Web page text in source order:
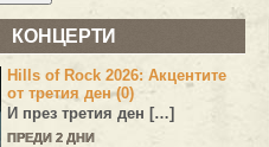
КОНЦЕРТИ
Hills of Rock 2026: Акцентите
от третия ден (0)
И през третия ден […]
ПРЕДИ 2 ДНИ